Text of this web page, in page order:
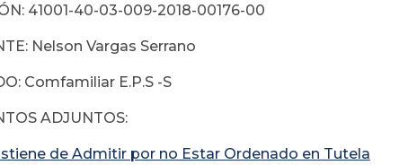
41001-40-03-009-2018-00176-00
Nelson Vargas Serrano
Comfamiliar E.P.S -S
ADJUNTOS:
de Admitir por no Estar Ordenado en Tutela